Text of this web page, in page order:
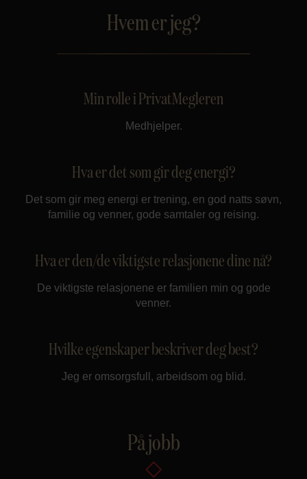
Hvem er jeg?
Min rolle i PrivatMegleren
Medhjelper.
Hva er det som gir deg energi?
Det som gir meg energi er trening, en god natts søvn,
familie og venner, gode samtaler og reising.
Hva er den/de viktigste relasjonene dine nå?
De viktigste relasjonene er familien min og gode
venner.
Hvilke egenskaper beskriver deg best?
Jeg er omsorgsfull, arbeidsom og blid.
På jobb